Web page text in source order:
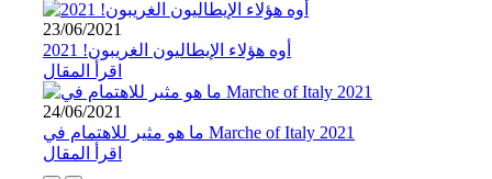
23/06/2021
أوه هؤلاء الإيطاليون الغريبون! 2021
اقرأ المقال
24/06/2021
ما هو مثير للاهتمام في Marche of Italy 2021
اقرأ المقال